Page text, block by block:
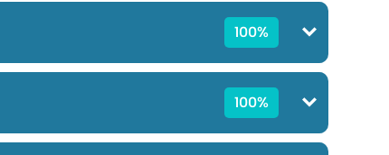
100%
100%